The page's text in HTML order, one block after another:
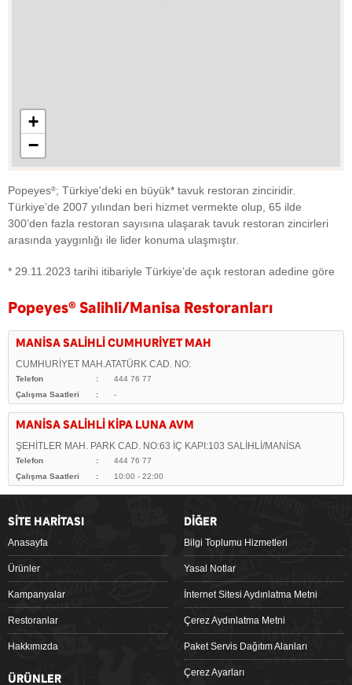
+
−
Popeyes®; Türkiye'deki en büyük* tavuk restoran zinciridir.
Türkiye’de 2007 yılından beri hizmet vermekte olup, 65 ilde
300’den fazla restoran sayısına ulaşarak tavuk restoran zincirleri
arasında yaygınlığı ile lider konuma ulaşmıştır.
* 29.11.2023 tarihi itibariyle Türkiye’de açık restoran adedine göre
Popeyes® Salihli/Manisa Restoranları
MANİSA SALİHLİ CUMHURİYET MAH
CUMHURİYET MAH.ATATÜRK CAD. NO:
Telefon
444 76 77
Çalışma Saatleri
-
MANİSA SALİHLİ KİPA LUNA AVM
ŞEHİTLER MAH. PARK CAD. NO:63 İÇ KAPI:103 SALİHLİ/MANİSA
Telefon
444 76 77
Çalışma Saatleri
10:00 - 22:00
SİTE HARİTASI
Anasayfa
Ürünler
Kampanyalar
Restoranlar
Hakkımızda
DİĞER
Bilgi Toplumu Hizmetleri
Yasal Notlar
İnternet Sitesi Aydınlatma Metni
Çerez Aydınlatma Metni
Paket Servis Dağıtım Alanları
Çerez Ayarları
ÜRÜNLER